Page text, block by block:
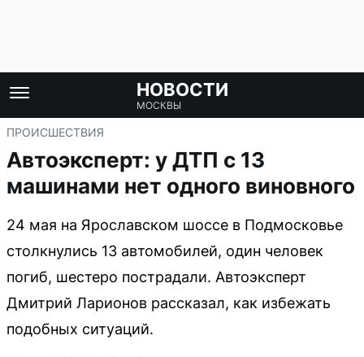
НОВОСТИ
МОСКВЫ
ПРОИСШЕСТВИЯ
Автоэксперт: у ДТП с 13
машинами нет одного виновного
24 мая на Ярославском шоссе в Подмосковье
столкнулись 13 автомобилей, один человек
погиб, шестеро пострадали. Автоэксперт
Дмитрий Ларионов рассказал, как избежать
подобных ситуаций.